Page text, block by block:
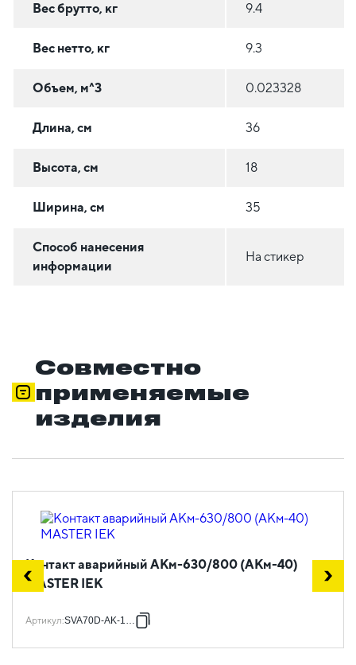
Вес брутто, кг 9.4
Вес нетто, кг 9.3
Объем, м^3 0.023328
Длина, см 36
Высота, см 18
Ширина, см 35
Способ нанесения
информации
На стикер
Совместно
применяемые
изделия
Контакт аварийный АКм-630/800 (АКм-40)
MASTER IEK
Артикул:SVA70D-AK-1-02